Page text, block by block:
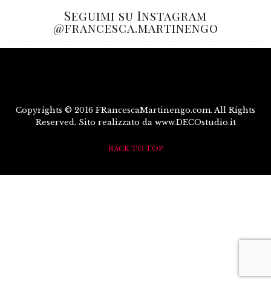
Seguimi su Instagram
@francesca.martinengo
Copyrights © 2016 FRancescaMartinengo.com. All Rights
Reserved. Sito realizzato da www.DECOstudio.it
BACK TO TOP